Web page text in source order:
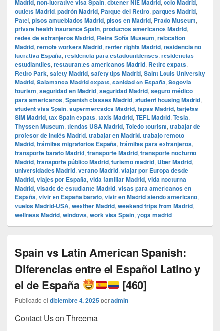
Madrid, non-lucrative visa Spain, obtener NIE Madrid, ocio Madrid,
outlets Madrid, padrón Madrid, Parque del Retiro, parques Madrid,
Patel, pisos amueblados Madrid, pisos en Madrid, Prado Museum,
private health insurance Spain, productos americanos Madrid,
redes de extranjeros Madrid, Reina Sofía Museum, relocation
Madrid, remote workers Madrid, renter rights Madrid, residencia no
lucrativa España, residencia para estadounidenses, residencias
estudiantiles, restaurantes americanos Madrid, Retiro expats,
Retiro Park, safety Madrid, safety tips Madrid, Saint Louis University
Madrid, Salamanca Madrid expats, sanidad en España, Segovia
tourism, seguridad en Madrid, seguridad Madrid, seguro médico
para americanos, Spanish classes Madrid, student housing Madrid,
student visa Spain, supermercados Madrid, tapas Madrid, tarjetas
SIM Madrid, tax Spain expats, taxis Madrid, TEFL Madrid, Tesla,
Thyssen Museum, tiendas USA Madrid, Toledo tourism, trabajar de
profesor de inglés Madrid, trabajar en Madrid, trabajo remoto
Madrid, trámites migratorios España, trámites para extranjeros,
transporte barato Madrid, transporte Madrid, transporte nocturno
Madrid, transporte público Madrid, turismo madrid, Uber Madrid,
universidades Madrid, verano Madrid, viajar por Europa desde
Madrid, viajes por España, vida familiar Madrid, vida nocturna
Madrid, visado de estudiante Madrid, visas para americanos en
España, vivir en España barato, vivir en Madrid siendo americano,
vuelos Madrid-USA, weather Madrid, weekend trips from Madrid,
wellness Madrid, windows, work visa Spain, yoga madrid
Spain vs Latin American Spanish:
Diferencias entre el Español Latino y
el de España
[460]
Publicado el diciembre 4, 2025poradmin
Contact Us on Threema